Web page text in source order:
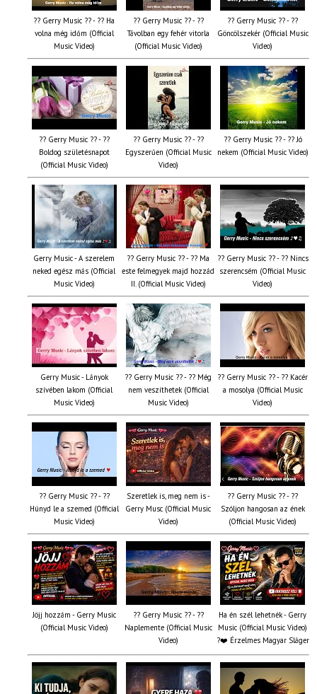
?? Gerry Music ?? - ?? Ha
volna még időm (Official
Music Video)
?? Gerry Music ?? - ??
Távolban egy fehér vitorla
(Official Music Video)
?? Gerry Music ?? - ??
Göncölszekér (Official Music
Video)
?? Gerry Music ?? - ??
Boldog születésnapot
(Official Music Video)
?? Gerry Music ?? - ??
Egyszerűen (Official Music
Video)
?? Gerry Music ?? - ?? Jó
nekem (Official Music Video)
Gerry Music - A szerelem
neked egész más (Official
Music Video)
?? Gerry Music ?? - ?? Ma
este felmegyek majd hozzád
II. (Official Music Video)
?? Gerry Music ?? - ?? Nincs
szerencsém (Official Music
Video)
Gerry Music - Lányok
szívében lakom (Official
Music Video)
?? Gerry Music ?? - ?? Még
nem veszíthetek (Official
Music Video)
?? Gerry Music ?? - ?? Kacér
a mosolya (Official Music
Video)
?? Gerry Music ?? - ??
Húnyd le a szemed (Official
Music Video)
Szeretlek is, meg nem is -
Gerry Musc (Official Music
Video)
?? Gerry Music ?? - ??
Szóljon hangosan az ének
(Official Music Video)
Jöjj hozzám - Gerry Music
(Official Music Video)
?? Gerry Music ?? - ??
Naplemente (Official Music
Video)
Ha én szél lehetnék - Gerry
Music (Official Music Video)
?️❤️ Érzelmes Magyar Sláger